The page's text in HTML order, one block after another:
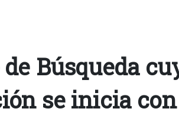
Búsqueda
se inicia